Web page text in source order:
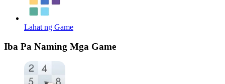
Lahat ng Game
Iba Pa Naming Mga Game